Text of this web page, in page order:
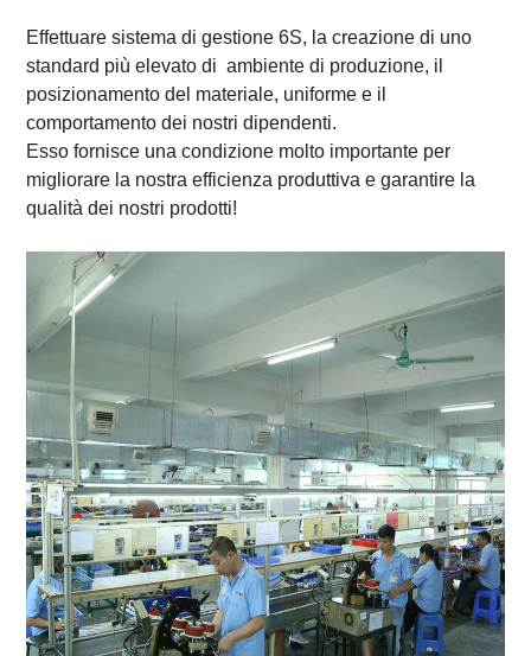
Effettuare sistema di gestione 6S, la creazione di uno
standard più elevato diambiente di produzione, il
posizionamento del materiale, uniforme e il
comportamento dei nostri dipendenti.
Esso fornisce una condizione molto importante per
migliorare la nostra efficienza produttiva e garantire la
qualità dei nostri prodotti!